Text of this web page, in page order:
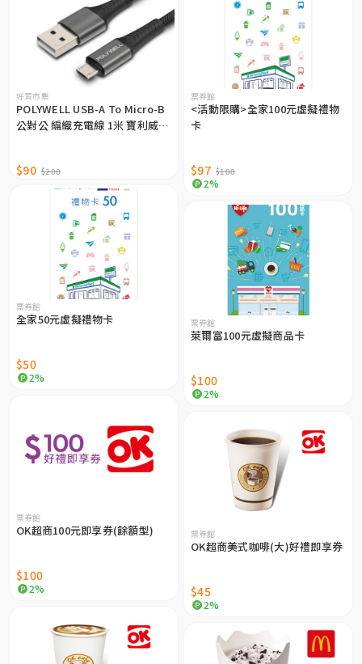
好買市集
POLYWELL USB-A To Micro-B
公對公 編織充電線 1米 寶利威爾
$90 $200
票券館
<活動限購>全家100元虛擬禮物
卡
$97 $100
2%
票券館
全家50元虛擬禮物卡
$50
2%
票券館
萊爾富100元虛擬商品卡
$100
2%
票券館
OK超商100元即享券(餘額型)
$100
2%
票券館
OK超商美式咖啡(大)好禮即享券
$45
2%